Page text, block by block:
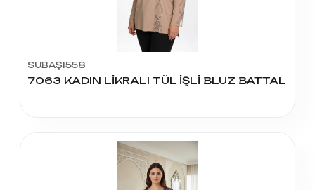
SUBAŞI558
7063 KADIN LİKRALI TÜL İŞLİ BLUZ BATTAL